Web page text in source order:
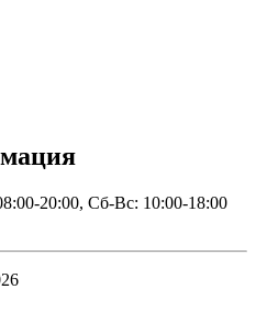
20:00, Сб-Вс: 10:00-18:00